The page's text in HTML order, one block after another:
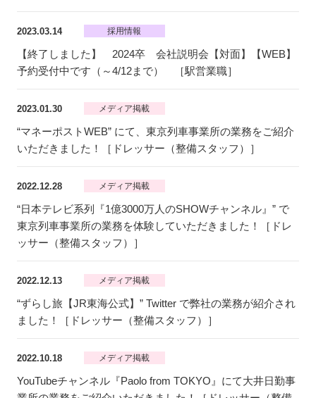
2023.03.14 採用情報
【終了しました】 2024卒 会社説明会【対面】【WEB】
予約受付中です（～4/12まで） ［駅営業職］
2023.01.30 メディア掲載
“マネーポストWEB” にて、東京列車事業所の業務をご紹介
いただきました！［ドレッサー（整備スタッフ）］
2022.12.28 メディア掲載
“日本テレビ系列『1億3000万人のSHOWチャンネル』” で
東京列車事業所の業務を体験していただきました！［ドレ
ッサー（整備スタッフ）］
2022.12.13 メディア掲載
“ずらし旅【JR東海公式】” Twitter で弊社の業務が紹介され
ました！［ドレッサー（整備スタッフ）］
2022.10.18 メディア掲載
YouTubeチャンネル『Paolo from TOKYO』にて大井日勤事